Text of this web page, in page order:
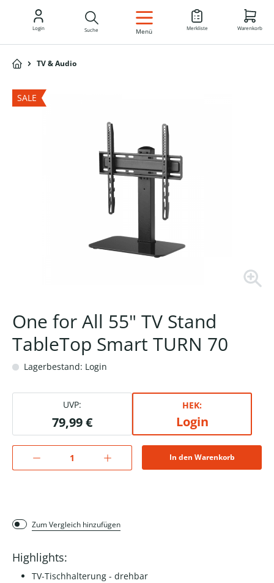
DE
Login Suche Menü Merkliste Warenkorb
TV & Audio
SALE
One for All 55" TV Stand
TableTop Smart TURN 70
Lagerbestand: Login
UVP:
79,99 €
HEK:
Login
In den Warenkorb
Zum Vergleich hinzufügen
Highlights:
TV-Tischhalterung - drehbar